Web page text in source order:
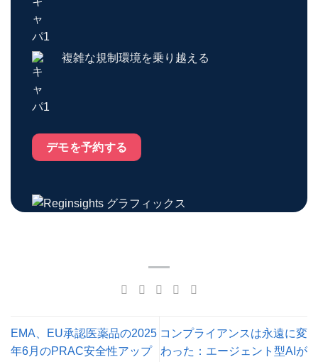
複雑な規制環境を乗り越える
デモを予約する
EMA、EU承認医薬品の2025
年6月のPRAC安全性アップ
コンプライアンスは永遠に変
わった：エージェント型AIが